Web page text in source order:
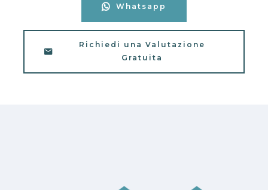
Whatsapp
Richiedi una Valutazione
Gratuita